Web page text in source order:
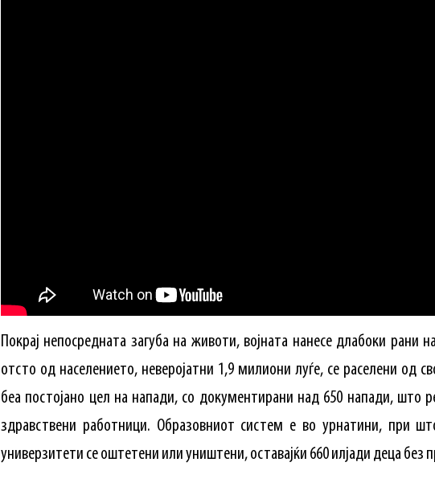
Покрај непосредната загуба на животи, војната нанесе длабоки рани
отсто од населението, неверојатни 1,9 милиони луѓе, се раселени од
беа постојано цел на напади, со документирани над 650 напади, што
здравствени работници. Образовниот систем е во урнатини, при
универзитети се оштетени или уништени, оставајќи 660 илјади деца